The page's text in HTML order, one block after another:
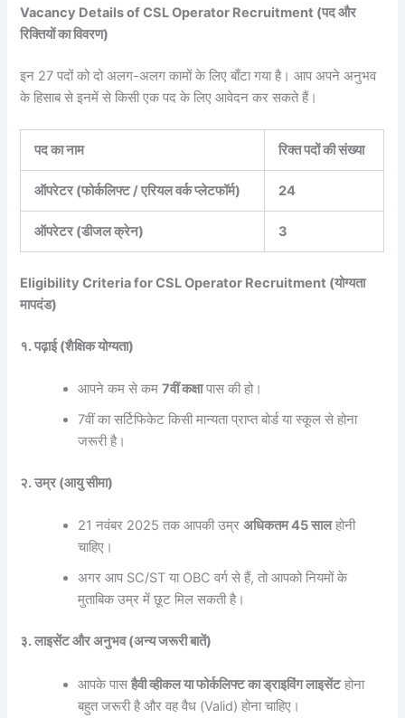
Vacancy Details of CSL Operator Recruitment (पद और
रिक्तियों का विवरण)
इन 27 पदों को दो अलग-अलग कामों के लिए बाँटा गया है। आप अपने अनुभव
के हिसाब से इनमें से किसी एक पद के लिए आवेदन कर सकते हैं।
पद का नाम रिक्त पदों की संख्या
ऑपरेटर (फोर्कलिफ्ट / एरियल वर्क प्लेटफॉर्म) 24
ऑपरेटर (डीजल क्रेन) 3
Eligibility Criteria for CSL Operator Recruitment (योग्यता
मापदंड)
१. पढ़ाई (शैक्षिक योग्यता)
आपने कम से कम7वीं कक्षापास की हो।
7वीं का सर्टिफिकेट किसी मान्यता प्राप्त बोर्ड या स्कूल से होना
जरूरी है।
२. उम्र (आयु सीमा)
21 नवंबर 2025 तक आपकी उम्रअधिकतम 45 सालहोनी
चाहिए।
अगर आप SC/ST या OBC वर्ग से हैं, तो आपको नियमों के
मुताबिक उम्र में छूट मिल सकती है।
३. लाइसेंट और अनुभव (अन्य जरूरी बातें)
आपके पासहैवी व्हीकल या फोर्कलिफ्ट का ड्राइविंग लाइसेंटहोना
बहुत जरूरी है और वह वैध (Valid) होना चाहिए।